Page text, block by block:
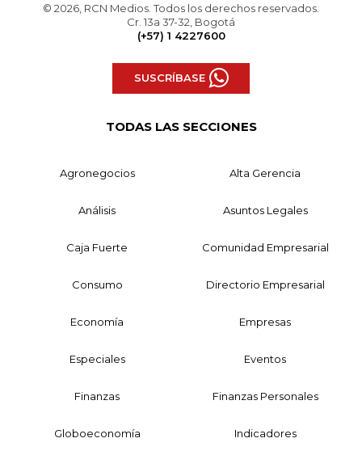
© 2026, RCN Medios. Todos los derechos reservados.
Cr. 13a 37-32, Bogotá
(+57) 1 4227600
SUSCRÍBASE
TODAS LAS SECCIONES
Agronegocios Alta Gerencia
Análisis Asuntos Legales
Caja Fuerte Comunidad Empresarial
Consumo Directorio Empresarial
Economía Empresas
Especiales Eventos
Finanzas Finanzas Personales
Globoeconomía Indicadores